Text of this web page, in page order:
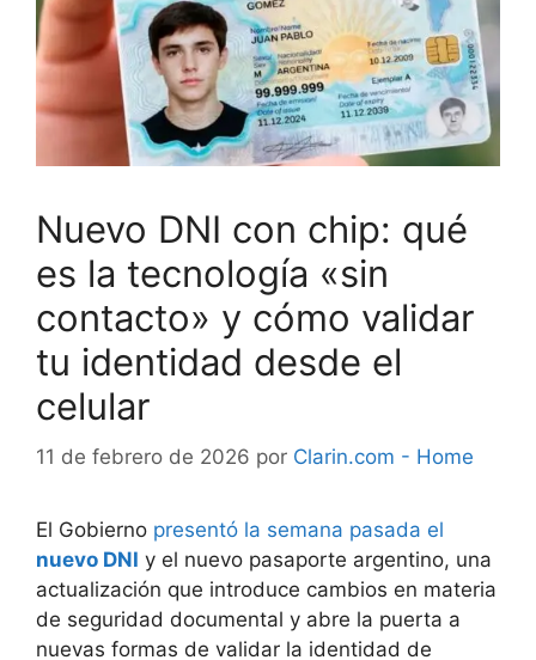
Nuevo DNI con chip: qué
es la tecnología «sin
contacto» y cómo validar
tu identidad desde el
celular
11 de febrero de 2026 por Clarin.com - Home
El Gobierno presentó la semana pasada el
nuevo DNI y el nuevo pasaporte argentino, una
actualización que introduce cambios en materia
de seguridad documental y abre la puerta a
nuevas formas de validar la identidad de